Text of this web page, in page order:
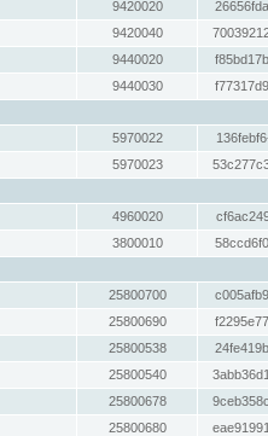
9420020
9420040
9440020
9440030
5970022
5970023
4960020
3800010
25800700
25800690
25800538
25800540
25800678
25800680